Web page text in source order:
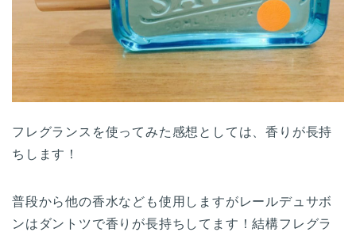
フレグランスを使ってみた感想としては、香りが長持
ちします！
普段から他の香水なども使用しますがレールデュサボ
ンはダントツで香りが長持ちしてます！結構フレグラ